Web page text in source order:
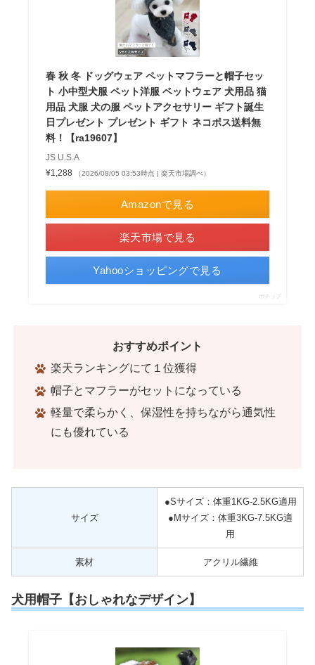
春 秋 冬 ドッグウェア ペットマフラーと帽子セッ
ト 小中型犬服 ペット洋服 ペットウェア 犬用品 猫
用品 犬服 犬の服 ペットアクセサリー ギフト誕生
日プレゼント プレゼント ギフト ネコポス送料無
料！【ra19607】
JS U.S.A
¥1,288
（2026/08/05 03:53時点 | 楽天市場調べ）
Amazonで見る
楽天市場で見る
Yahooショッピングで見る
ポチップ
おすすめポイント
楽天ランキングにて１位獲得
帽子とマフラーがセットになっている
軽量で柔らかく、保湿性を持ちながら通気性
にも優れている
サイズ
●Sサイズ：体重1KG-2.5KG適用
●Mサイズ：体重3KG-7.5KG適
用
素材 アクリル繊維
犬用帽子【おしゃれなデザイン】